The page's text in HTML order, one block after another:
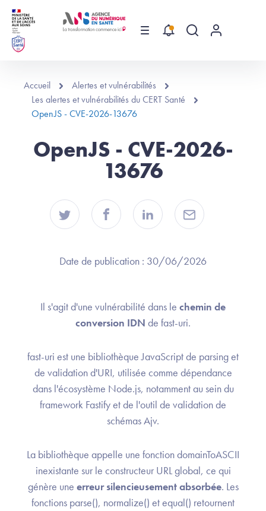
Aller au contenu principal
Menu Recherche
Menu
Accueil
Alertes et vulnérabilités
Les alertes et vulnérabilités du CERT Santé
OpenJS - CVE-2026-13676
OpenJS - CVE-2026-
13676
Date de publication : 30/06/2026
Il s'agit d'une vulnérabilité dans le chemin de
conversion IDN de fast-uri.
fast-uri est une bibliothèque JavaScript de parsing et
de validation d'URI, utilisée comme dépendance
dans l'écosystème Node.js, notamment au sein du
framework Fastify et de l'outil de validation de
schémas Ajv.
La bibliothèque appelle une fonction domainToASCII
inexistante sur le constructeur URL global, ce qui
génère une erreur silencieusement absorbée. Les
fonctions parse(), normalize() et equal() retournent